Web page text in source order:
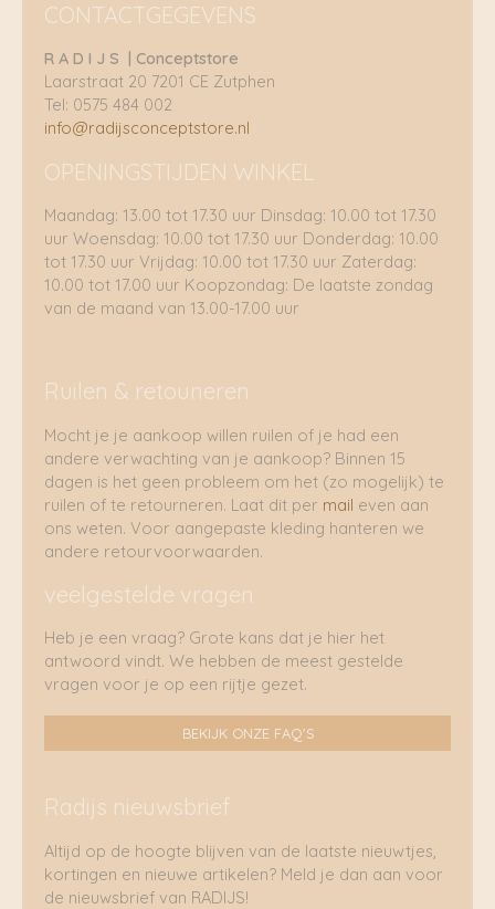
CONTACTGEGEVENS
R A D I J S | Conceptstore
Laarstraat 20 7201 CE Zutphen
Tel: 0575 484 002
info@radijsconceptstore.nl
OPENINGSTIJDEN WINKEL
Maandag: 13.00 tot 17.30 uur Dinsdag: 10.00 tot 17.30
uur Woensdag: 10.00 tot 17.30 uur Donderdag: 10.00
tot 17.30 uur Vrijdag: 10.00 tot 17.30 uur Zaterdag:
10.00 tot 17.00 uur Koopzondag: De laatste zondag
van de maand van 13.00-17.00 uur
Ruilen & retouneren
Mocht je je aankoop willen ruilen of je had een
andere verwachting van je aankoop? Binnen 15
dagen is het geen probleem om het (zo mogelijk) te
ruilen of te retourneren. Laat dit per mail even aan
ons weten. Voor aangepaste kleding hanteren we
andere retourvoorwaarden.
veelgestelde vragen
Heb je een vraag? Grote kans dat je hier het
antwoord vindt. We hebben de meest gestelde
vragen voor je op een rijtje gezet.
BEKIJK ONZE FAQ'S
Radijs nieuwsbrief
Altijd op de hoogte blijven van de laatste nieuwtjes,
kortingen en nieuwe artikelen? Meld je dan aan voor
de nieuwsbrief van RADIJS!